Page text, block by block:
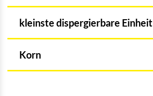
kleinste dispergierbare Einheit
Korn